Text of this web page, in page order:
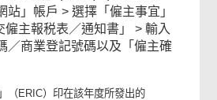
站」帳戶 > 選擇「僱主事宜」
僱主報税表／通知書」 > 輸入
／商業登記號碼以及「僱主確
（ERIC）印在該年度所發出的